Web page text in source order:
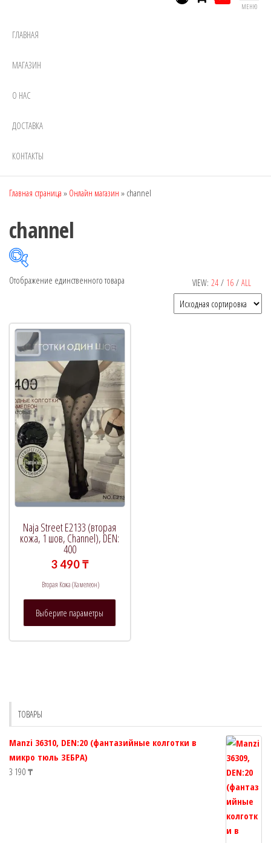
МЕНЮ
ГЛАВНАЯ
МАГАЗИН
О НАС
ДОСТАВКА
КОНТАКТЫ
Главная страница » Онлайн магазин » channel
channel
Рекомендуемый продукт
Категории товаров
VIEW: 24 / 16 / ALL
Отображение единственного товара
Naja Street E2133 (вторая
кожа, 1 шов, Channel), DEN:
400
3 490₸
Вторая Кожа (Хамелеон)
Выберите параметры
товара.
ТОВАРЫ
Manzi 36310, DEN:20 (фантазийные колготки в
микро тюль ЗЕБРА)
3 190 ₸